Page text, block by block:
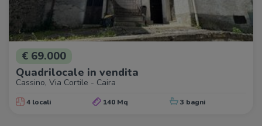
€ 69.000
Quadrilocale in vendita
Cassino, Via Cortile - Caira
4 locali 140 Mq 3 bagni